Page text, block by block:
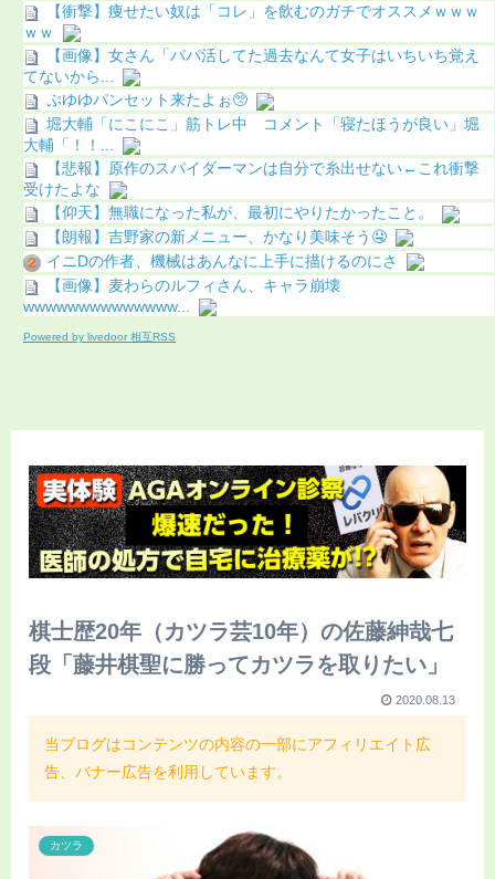
【衝撃】痩せたい奴は「コレ」を飲むのガチでオススメｗｗｗ
ｗｗ
【画像】女さん「パパ活してた過去なんて女子はいちいち覚え
てないから...
ぷゆゆパンセット来たよぉ🥺
堀大輔「にこにこ」筋トレ中 コメント「寝たほうが良い」堀
大輔「！！...
【悲報】原作のスパイダーマンは自分で糸出せない←これ衝撃
受けたよな
【仰天】無職になった私が、最初にやりたかったこと。
【朗報】吉野家の新メニュー、かなり美味そう🤤
イニDの作者、機械はあんなに上手に描けるのにさ
【画像】麦わらのルフィさん、キャラ崩壊
wwwwwwwwwwwwww...
Powered by livedoor 相互RSS
棋士歴20年（カツラ芸10年）の佐藤紳哉七
段「藤井棋聖に勝ってカツラを取りたい」
2020.08.13
当ブログはコンテンツの内容の一部にアフィリエイト広
告、バナー広告を利用しています。
カツラ